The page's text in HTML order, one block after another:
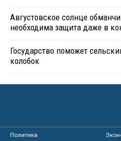
Августовское солнце
необходима защита даже в
Государство поможет
колобок
Политика